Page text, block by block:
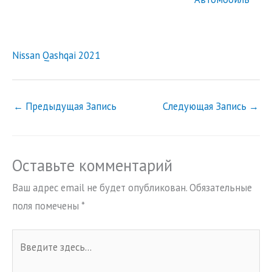
Nissan Qashqai 2021
← Предыдущая Запись Следующая Запись →
Оставьте комментарий
Ваш адрес email не будет опубликован.Обязательные
поля помечены *
здесь...